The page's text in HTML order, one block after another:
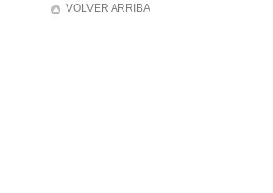
VOLVER ARRIBA